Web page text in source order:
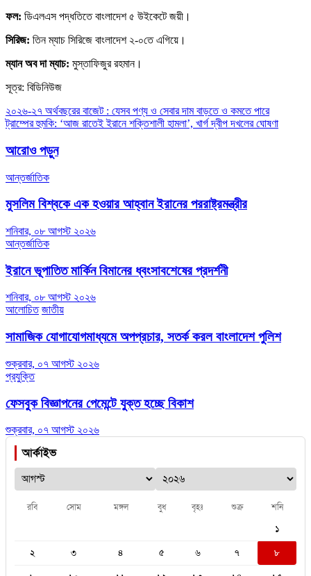
ফল: ডিএলএস পদ্ধতিতে বাংলাদেশ ৫ উইকেটে জয়ী।
সিরিজ: তিন ম্যাচ সিরিজে বাংলাদেশ ২-০তে এগিয়ে।
ম্যান অব দা ম্যাচ: মুস্তাফিজুর রহমান।
সূত্র: বিডিনিউজ
Post
navigation
২০২৬-২৭ অর্থবছরের বাজেট : যেসব পণ্য ও সেবার দাম বাড়তে ও কমতে পারে
ট্রাম্পের হুমকি: ‘আজ রাতেই ইরানে শক্তিশালী হামলা’, খার্গ দ্বীপ দখলের ঘোষণা
আরোও পড়ুন
আন্তর্জাতিক
মুসলিম বিশ্বকে এক হওয়ার আহ্বান ইরানের পররাষ্ট্রমন্ত্রীর
শনিবার, ০৮ আগস্ট ২০২৬
আন্তর্জাতিক
ইরানে ভূপাতিত মার্কিন বিমানের ধ্বংসাবশেষের প্রদর্শনী
শনিবার, ০৮ আগস্ট ২০২৬
আলোচিত জাতীয়
সামাজিক যোগাযোগমাধ্যমে অপপ্রচার, সতর্ক করল বাংলাদেশ পুলিশ
শুক্রবার, ০৭ আগস্ট ২০২৬
প্রযুক্তি
ফেসবুক বিজ্ঞাপনের পেমেন্টে যুক্ত হচ্ছে বিকাশ
শুক্রবার, ০৭ আগস্ট ২০২৬
আর্কাইভ
রবি সোম মঙ্গল বুধ বৃহঃ শুক্র শনি
১
২
৩ ৪ ৫ ৬ ৭
৮